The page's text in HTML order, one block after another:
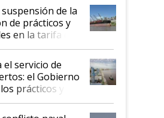
de la
de prácticos y
en la tarifa de
el servicio de
el Gobierno
prácticos y
de